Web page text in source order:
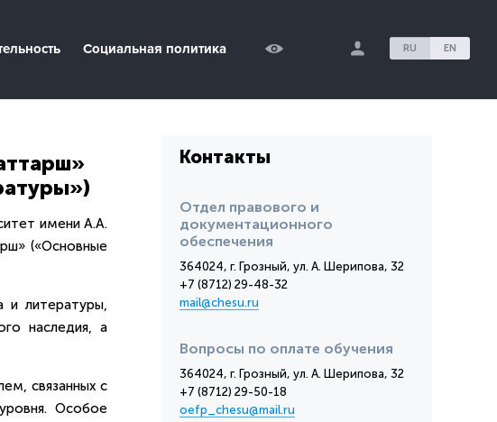
Социальная политика RU EN
имени А.А.
(«Основные
и литературы,
наследия, а
связанных с
Особое
Контакты
Отдел правового и
документационного
обеспечения
364024, г. Грозный, ул. А. Шерипова, 32
+7 (8712) 29-48-32
mail@chesu.ru
Вопросы по оплате обучения
364024, г. Грозный, ул. А. Шерипова, 32
+7 (8712) 29-50-18
oefp_chesu@mail.ru